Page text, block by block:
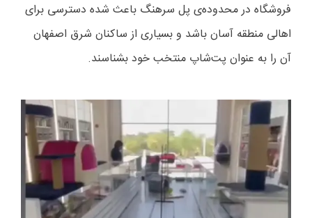
فروشگاه در محدوده‌ی پل سرهنگ باعث شده دسترسی برای
اهالی منطقه آسان باشد و بسیاری از ساکنان شرق اصفهان
آن را به عنوان پت‌شاپ منتخب خود بشناسند.